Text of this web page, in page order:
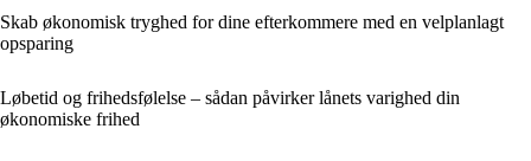
Skab økonomisk tryghed for dine efterkommere med en velplanlagt
opsparing
Løbetid og frihedsfølelse – sådan påvirker lånets varighed din
økonomiske frihed